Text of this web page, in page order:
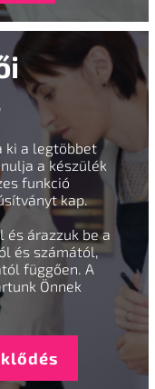
ki a legtöbbet
a készülék
funkció
kap.
és árazzuk be a
és számától,
függően. A
Önnek